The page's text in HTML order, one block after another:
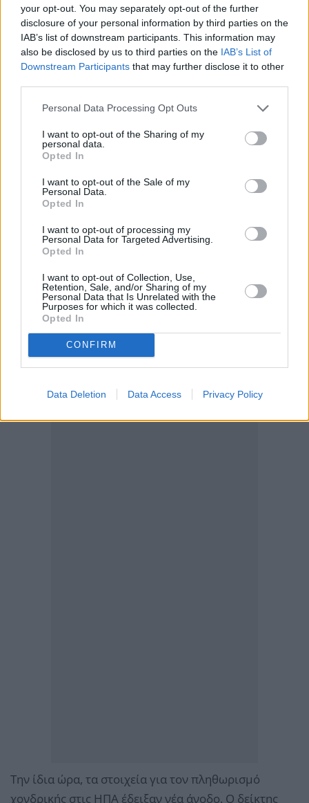
your opt-out. You may separately opt-out of the further
disclosure of your personal information by third parties on the
IAB’s list of downstream participants. This information may
also be disclosed by us to third parties on the IAB’s List of
Downstream Participants that may further disclose it to other
Personal Data Processing Opt Outs
I want to opt-out of the Sharing of my
personal data.
Opted In
I want to opt-out of the Sale of my
Personal Data.
Opted In
I want to opt-out of processing my
Personal Data for Targeted Advertising.
Opted In
I want to opt-out of Collection, Use,
Retention, Sale, and/or Sharing of my
Personal Data that Is Unrelated with the
Purposes for which it was collected.
Opted In
CONFIRM
Data Deletion Data Access Privacy Policy
Η άνοδος αποδίδεται και στο αυξημένο επενδυτικό
ενδιαφέρον για τον τεχνολογικό κλάδο, ενόψει της
χρηματιστήριο, που αναμένεται να λειτουργήσει ως
βαρόμετρο για τις προοπτικές της τεχνητής
νοημοσύνης και των υποδομών υψηλής τεχνολογίας.
Μακροοικονομικά δεδομένα και ανησυχίες
Την ίδια ώρα, τα στοιχεία για τον πληθωρισμό
χονδρικής στις ΗΠΑ έδειξαν νέα άνοδο. Ο δείκτης